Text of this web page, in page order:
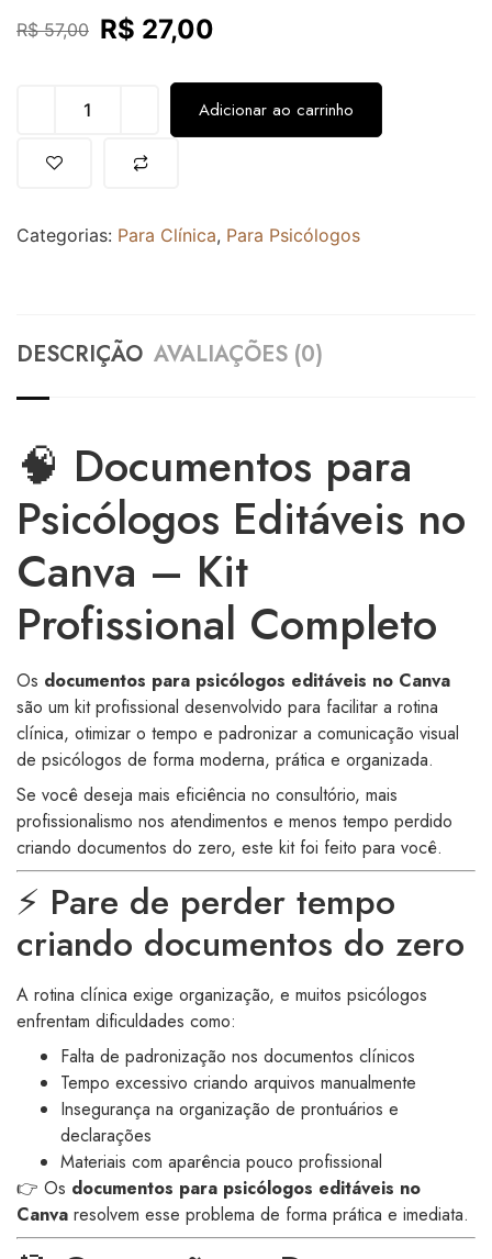
R$57,00 R$ 27,00
Adicionar ao carrinho
Categorias: Para Clínica, Para Psicólogos
DESCRIÇÃO AVALIAÇÕES (0)
🧠 Documentos para
Psicólogos Editáveis no
Canva – Kit
Profissional Completo
Os documentos para psicólogos editáveis no Canva
são um kit profissional desenvolvido para facilitar a rotina
clínica, otimizar o tempo e padronizar a comunicação visual
de psicólogos de forma moderna, prática e organizada.
Se você deseja mais eficiência no consultório, mais
profissionalismo nos atendimentos e menos tempo perdido
criando documentos do zero, este kit foi feito para você.
⚡ Pare de perder tempo
criando documentos do zero
A rotina clínica exige organização, e muitos psicólogos
enfrentam dificuldades como:
Falta de padronização nos documentos clínicos
Tempo excessivo criando arquivos manualmente
Insegurança na organização de prontuários e
declarações
Materiais com aparência pouco profissional
👉 Os documentos para psicólogos editáveis no
Canva resolvem esse problema de forma prática e imediata.